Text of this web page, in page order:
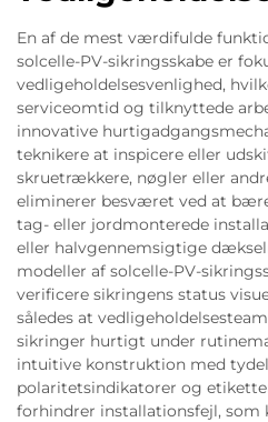
En af de mest værdifulde
solcelle-PV-sikringsskabe er
vedligeholdelsesvenlighed,
serviceomtid og tilknyttede
innovative
teknikere at inspicere eller
skruetrækkere, nøgler eller
eliminerer besværet ved at
tag- eller jordmonterede
eller halvgennemsigtige
modeller af solcelle-PV-
verificere sikringens status
således at
sikringer hurtigt under
intuitive konstruktion med
polaritetsindikatorer og
forhindrer installationsfejl,